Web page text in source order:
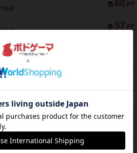
68 PT
投稿
57 PT
投稿
PT
お前はまだ生きている～
投稿
PT
の投稿
50 PT
たち（拡張）
42 PT
投稿
PT
投稿